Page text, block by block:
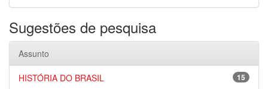
Sugestões de pesquisa
Assunto
15
HISTÓRIA DO BRASIL